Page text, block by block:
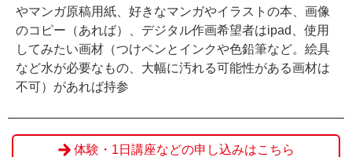
やマンガ原稿用紙、好きなマンガやイラストの本、画像
のコピー（あれば）、デジタル作画希望者はipad、使用
してみたい画材（つけペンとインクや色鉛筆など。絵具
など水が必要なもの、大幅に汚れる可能性がある画材は
不可）があれば持参
体験・1日講座などの申し込みはこちら